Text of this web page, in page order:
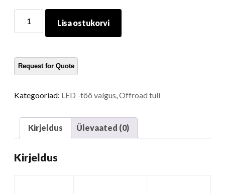
LED
valgus
kogus
Lisa ostukorvi
Kategooriad: LED -töö valgus Offroad tuli
Kirjeldus Ülevaated (0)
Kirjeldus